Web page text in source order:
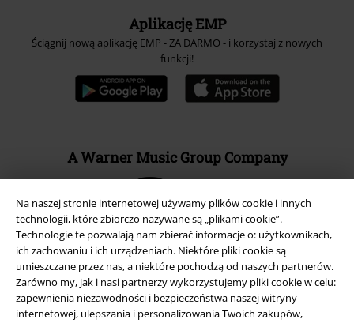
Na naszej stronie internetowej używamy plików cookie i innych
technologii, które zbiorczo nazywane są „plikami cookie”.
Technologie te pozwalają nam zbierać informacje o: użytkownikach,
ich zachowaniu i ich urządzeniach. Niektóre pliki cookie są
umieszczane przez nas, a niektóre pochodzą od naszych partnerów.
Zarówno my, jak i nasi partnerzy wykorzystujemy pliki cookie w celu:
zapewnienia niezawodności i bezpieczeństwa naszej witryny
internetowej, ulepszania i personalizowania Twoich zakupów,
Aplikację EMP
Ściągnij nową aplikację EMP - ZA DARMO - i korzystaj z nowych
funkcji!
A Warner Music Group Company